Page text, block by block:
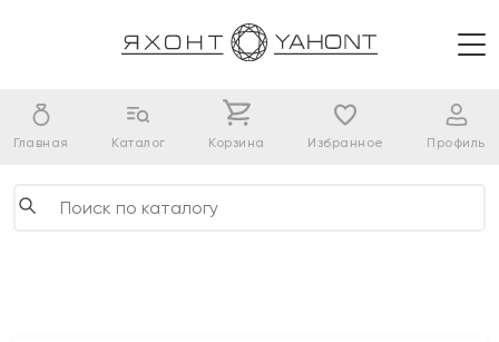
Главная Каталог Корзина Избранное Профиль